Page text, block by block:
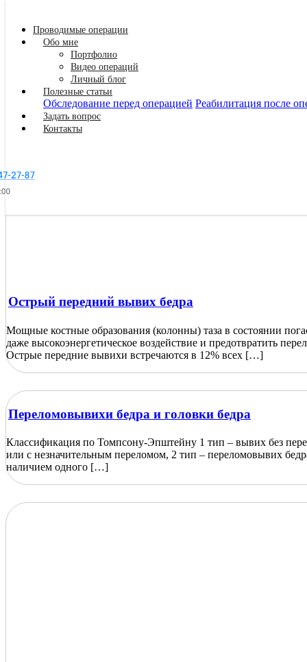
Проводимые операции
Обо мне
Портфолио
Видео операций
Личный блог
Полезные статьи
Обследование перед операцией Реабилитация после
Задать вопрос
Контакты
Тазобедренный сустав
Острый передний вывих бедра
Мощные костные образования (колонны) таза в состоянии
даже высокоэнергетическое воздействие и предотвратить
Острые передние вывихи встречаются в 12% всех […]
Переломовывихи бедра и головки бедра
Классификация по Томпсону-Эпштейну 1 тип – вывих без
или с незначительным переломом, 2 тип – переломовывих
наличием одного […]